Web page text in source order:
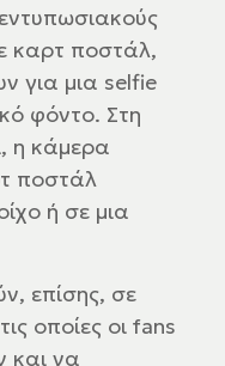
καρτ ποστάλ,
για μια selfie
φόντο. Στη
η κάμερα
ποστάλ
ή σε μια
επίσης, σε
οποίες οι fans
και να